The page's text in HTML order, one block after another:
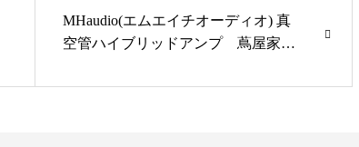
MHaudio(エムエイチオーディオ) 真
空管ハイブリッドアンプ 蔦屋家電